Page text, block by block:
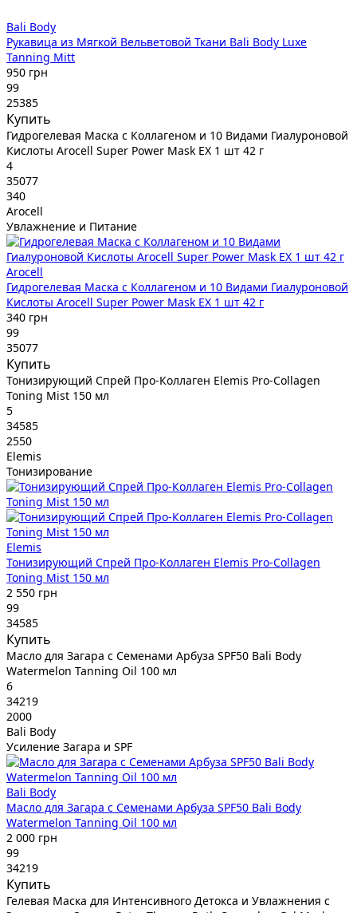
Bali Body
Рукавица из Мягкой Вельветовой Ткани Bali Body Luxe
Tanning Mitt
950 грн
99
25385
Купить
Гидрогелевая Маска с Коллагеном и 10 Видами Гиалуроновой
Кислоты Arocell Super Power Mask EX 1 шт 42 г
4
35077
340
Arocell
Увлажнение и Питание
Arocell
Гидрогелевая Маска с Коллагеном и 10 Видами Гиалуроновой
Кислоты Arocell Super Power Mask EX 1 шт 42 г
340 грн
99
35077
Купить
Тонизирующий Cпрей Про-Коллаген Elemis Pro-Collagen
Toning Mist 150 мл
5
34585
2550
Elemis
Тонизирование
Elemis
Тонизирующий Cпрей Про-Коллаген Elemis Pro-Collagen
Toning Mist 150 мл
2 550 грн
99
34585
Купить
Масло для Загара с Семенами Арбуза SPF50 Bali Body
Watermelon Tanning Oil 100 мл
6
34219
2000
Bali Body
Усиление Загара и SPF
Bali Body
Масло для Загара с Семенами Арбуза SPF50 Bali Body
Watermelon Tanning Oil 100 мл
2 000 грн
99
34219
Купить
Гелевая Маска для Интенсивного Детокса и Увлажнения с